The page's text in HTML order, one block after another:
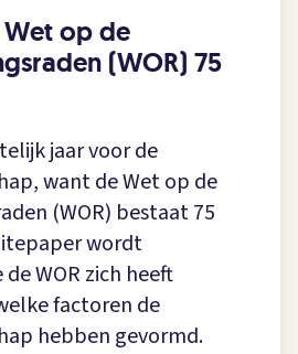
op de
(WOR) 75
jaar voor de
want de Wet op de
(WOR) bestaat 75
wordt
WOR zich heeft
factoren de
hebben gevormd.